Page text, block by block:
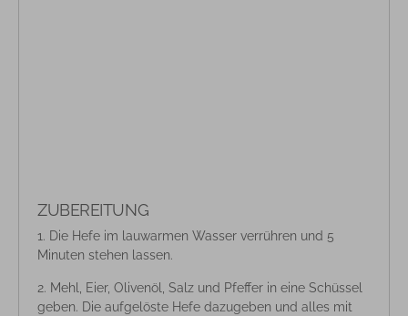
ZUBEREITUNG
Die Hefe im lauwarmen Wasser verrühren und 5
Minuten stehen lassen.
Mehl, Eier, Olivenöl, Salz und Pfeffer in eine Schüssel
geben. Die aufgelöste Hefe dazugeben und alles mit